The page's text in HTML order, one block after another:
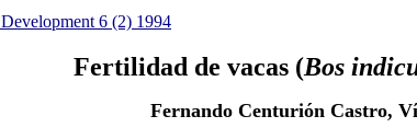
6 (2) 1994
Fertilidad de vacas (Bos
Fernando Centurión Castro,